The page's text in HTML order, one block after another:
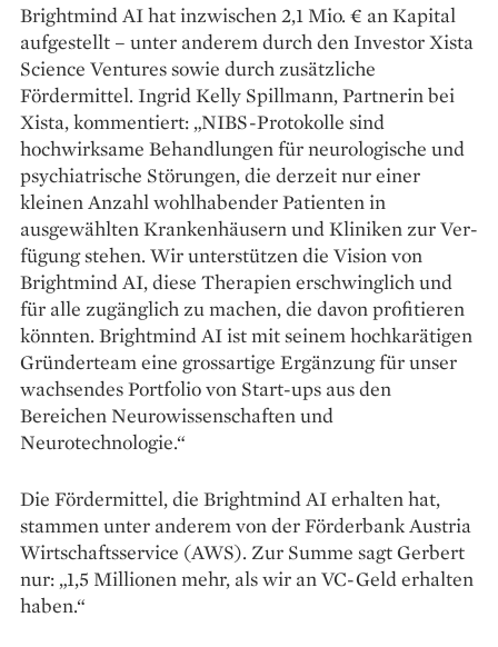
Brightmind AI hat inzwischen 2,1 Mio. € an Kapital
aufgestellt – unter anderem durch den Investor Xista
Science Ventures sowie durch zusätzliche
Fördermittel. Ingrid Kelly Spillmann, Partnerin bei
Xista, kom­mentiert: „NIBS-Protokolle sind
hochwirksame Behandlungen für neurologische und
psychiatrische Störungen, die derzeit nur einer
kleinen Anzahl wohlhabender Patienten in
ausgewählten Krankenhäusern und Kliniken zur Ver­
fügung stehen. Wir unterstützen die Vision von
Brightmind AI, diese Therapien erschwinglich und
für alle zugänglich zu machen, die davon profitieren
könnten. Brightmind AI ist mit seinem hoch­karätigen
Gründerteam eine gross­artige Ergänzung für unser
wachsendes Portfolio von Start-ups aus den
Bereichen Neurowissenschaften und
Neurotechnologie.“
Die Fördermittel, die Brightmind AI erhalten hat,
stammen unter anderem von der Förderbank Austria
Wirtschaftsservice (AWS). Zur Summe sagt Gerbert
nur: „1,5 Millionen mehr, als wir an VC-Geld erhalten
haben.“